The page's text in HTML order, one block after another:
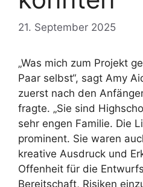
21. September 2025
„Was mich zum Projekt
Paar selbst“, sagt Amy
zuerst nach den
fragte. „Sie sind
sehr engen Familie. Die
prominent. Sie waren
kreative Ausdruck und
Offenheit für die
Bereitschaft, Risiken